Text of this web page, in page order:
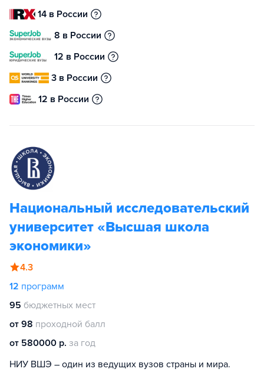
14 в России
8 в России
12 в России
3 в России
12 в России
Национальный исследовательский
университет «Высшая школа
экономики»
4.3
12 программ
95 бюджетных мест
от 98 проходной балл
от 580000 р. за год
НИУ ВШЭ – один из ведущих вузов страны и мира.